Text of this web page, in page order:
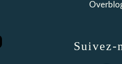
Suivez-